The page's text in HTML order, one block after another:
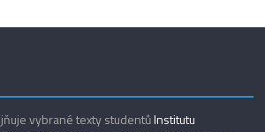
vybrané texty studentůInstitutu